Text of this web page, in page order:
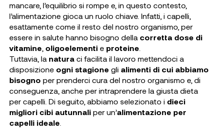
mancare, l’equilibrio si rompe e, in questo contesto,
l’alimentazione gioca un ruolo chiave. Infatti, i capelli,
esattamente come il resto del nostro organismo, per
essere in salute hanno bisogno della corretta dose di
vitamine oligoelementie proteine
Tuttavia, la naturaci facilita il lavoro mettendoci a
disposizione ogni stagione gli alimenti di cui abbiamo
bisogno per prenderci cura del nostro organismo e, di
conseguenza, anche per intraprendere la giusta dieta
per capelli. Di seguito, abbiamo selezionato i dieci
migliori cibi autunnaliper un’alimentazione per
capelli ideale